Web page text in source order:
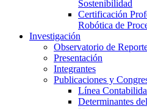
Sostenibilidad
Certificación
Robótica de
Investigación
Observatorio de
Presentación
Integrantes
Publicaciones y
Línea
Determinantes